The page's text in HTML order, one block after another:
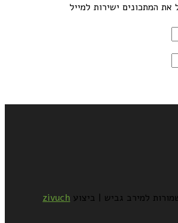
המתכונים ישירות למייל
zivuch